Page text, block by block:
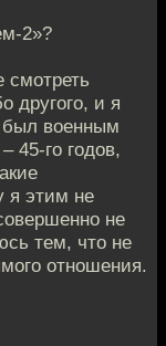
2»?
смотреть
другого, и я
военным
45-го годов,
я этим не
не
тем, что не
отношения.